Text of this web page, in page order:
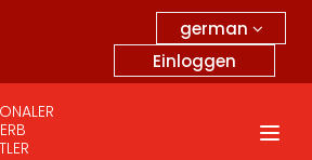
german
Einloggen